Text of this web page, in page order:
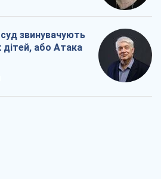
звинувачують
дітей, або Атака